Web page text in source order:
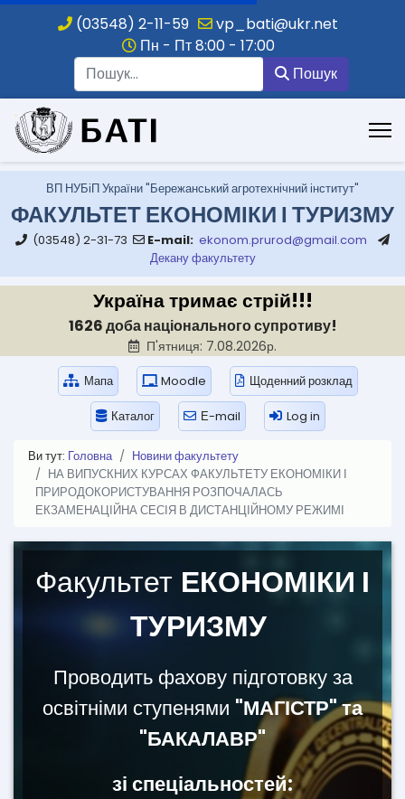
(03548) 2-11-59
vp_bati@ukr.net
Пн - Пт 8:00 - 17:00
Пошук
.
ВП НУБіП України "Бережанський агротехнічний інститут"
ФАКУЛЬТЕТ ЕКОНОМІКИ І ТУРИЗМУ
(03548) 2-31-73 E-mail: ekonom.prurod@gmail.com
Декану факультету
Україна тримає стрій!!!
1626 доба національного супротиву!
П'ятниця: 7.08.2026р.
Мапа Moodle Щоденний розклад
Каталог Е-mail Log in
Ви тут: Головна
Новини факультету
НА ВИПУСКНИХ КУРСАХ ФАКУЛЬТЕТУ ЕКОНОМІКИ І
ПРИРОДОКОРИСТУВАННЯ РОЗПОЧАЛАСЬ
ЕКЗАМЕНАЦІЙНА СЕСІЯ В ДИСТАНЦІЙНОМУ РЕЖИМІ
Факультет ЕКОНОМІКИ І
ТУРИЗМУ
Проводить фахову підготовку за
освітніми ступенями "МАГІСТР" та
"БАКАЛАВР"
зі спеціальностей: